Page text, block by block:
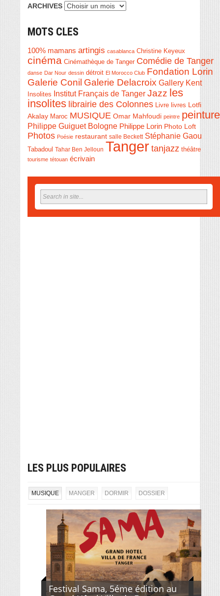
ARCHIVES
MOTS CLES
100% mamans artingis casablanca Christine Keyeux
cinéma Cinémathèque de Tanger Comédie de Tanger
danse Dar Nour dessin détroit El Morocco Club Fondation Lorin
Galerie Conil Galerie Delacroix Gallery Kent
Insolites Institut Français de Tanger Jazz les
insolites librairie des Colonnes Livre livres Lotfi
Akalay Maroc MUSIQUE Omar Mahfoudi peintre peinture
Philippe Guiguet Bologne Philippe Lorin Photo Loft
Photos Poésie restaurant salle Beckett Stéphanie Gaou
Tabadoul Tahar Ben Jelloun Tanger tanjazz théâtre
tourisme tétouan écrivain
LES PLUS POPULAIRES
MUSIQUE MANGER DORMIR DOSSIER
Festival Sama, 5éme édition au